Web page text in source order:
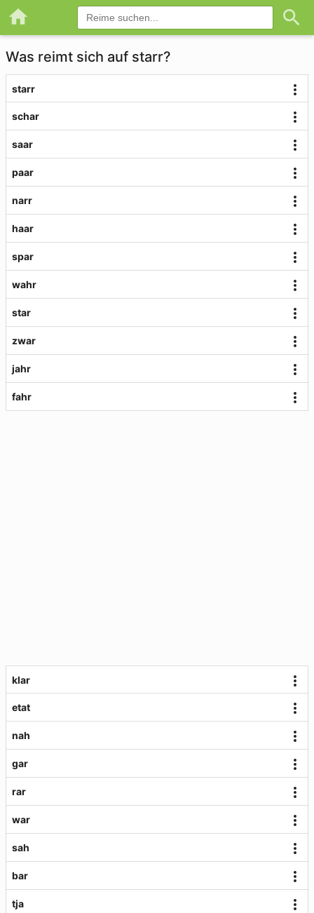
Was reimt sich auf starr?
starr
schar
saar
paar
narr
haar
spar
wahr
star
zwar
jahr
fahr
klar
etat
nah
gar
rar
war
sah
bar
tja